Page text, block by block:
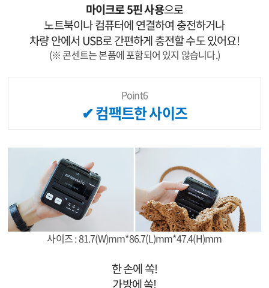
마이크로 5핀 사용으로
노트북이나 컴퓨터에 연결하여 충전하거나
차량 안에서 USB로 간편하게 충전할 수도 있어요!
(※ 콘센트는 본품에 포함되어 있지 않습니다.)
Point6
✔ 컴팩트한 사이즈
사이즈 : 81.7(W)mm*86.7(L)mm*47.4(H)mm
한 손에 쏙!
가방에 쏙!